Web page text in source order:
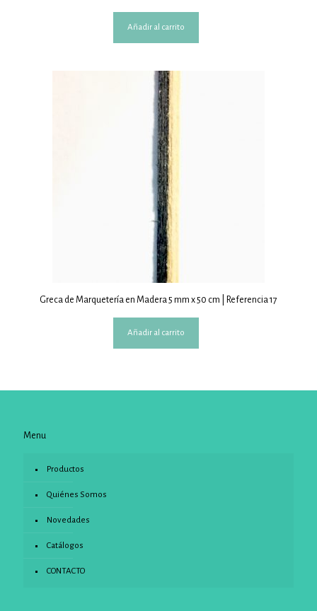
Añadir al carrito
Greca de Marquetería en Madera 5 mm x 50 cm | Referencia 17
Añadir al carrito
Menu
Productos
Quiénes Somos
Novedades
Catálogos
CONTACTO